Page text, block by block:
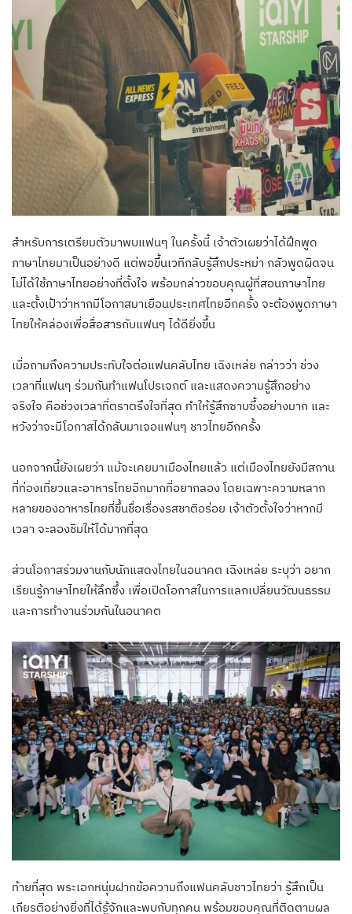
สำหรับการเตรียมตัวมาพบแฟนๆ ในครั้งนี้ เจ้าตัวเผยว่าได้ฝึกพูด
ภาษาไทยมาเป็นอย่างดี แต่พอขึ้นเวทีกลับรู้สึกประหม่า กลัวพูดผิดจน
ไม่ได้ใช้ภาษาไทยอย่างที่ตั้งใจ พร้อมกล่าวขอบคุณผู้ที่สอนภาษาไทย
และตั้งเป้าว่าหากมีโอกาสมาเยือนประเทศไทยอีกครั้ง จะต้องพูดภาษา
ไทยให้คล่องเพื่อสื่อสารกับแฟนๆ ได้ดียิ่งขึ้น
เมื่อถามถึงความประทับใจต่อแฟนคลับไทย เฉิงเหล่ย กล่าวว่า ช่วง
เวลาที่แฟนๆ ร่วมกันทำแฟนโปรเจกต์ และแสดงความรู้สึกอย่าง
จริงใจ คือช่วงเวลาที่ตราตรึงใจที่สุด ทำให้รู้สึกซาบซึ้งอย่างมาก และ
หวังว่าจะมีโอกาสได้กลับมาเจอแฟนๆ ชาวไทยอีกครั้ง
นอกจากนี้ยังเผยว่า แม้จะเคยมาเมืองไทยแล้ว แต่เมืองไทยยังมีสถาน
ที่ท่องเที่ยวและอาหารไทยอีกมากที่อยากลอง โดยเฉพาะความหลาก
หลายของอาหารไทยที่ขึ้นชื่อเรื่องรสชาติอร่อย เจ้าตัวตั้งใจว่าหากมี
เวลา จะลองชิมให้ได้มากที่สุด
ส่วนโอกาสร่วมงานกับนักแสดงไทยในอนาคต เฉิงเหล่ย ระบุว่า อยาก
เรียนรู้ภาษาไทยให้ลึกซึ้ง เพื่อเปิดโอกาสในการแลกเปลี่ยนวัฒนธรรม
และการทำงานร่วมกันในอนาคต
ท้ายที่สุด พระเอกหนุ่มฝากข้อความถึงแฟนคลับชาวไทยว่า รู้สึกเป็น
เกียรติอย่างยิ่งที่ได้รู้จักและพบกับทุกคน พร้อมขอบคุณที่ติดตามผล